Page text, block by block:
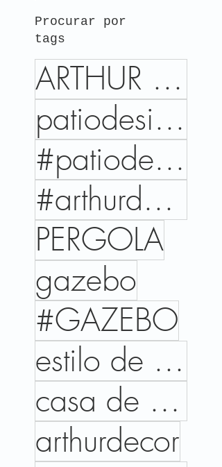
Procurar por
tags
ARTHUR DECOR
patiodesign
#patiodesign
#arthurdecor
PERGOLA
gazebo
#GAZEBO
estilo de vida
casa de campo
arthurdecor